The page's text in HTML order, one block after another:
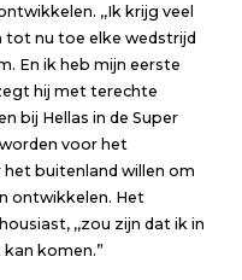
,,Ik krijg veel
tot nu toe elke wedstrijd
En ik heb mijn eerste
hij met terechte
bij Hellas in de Super
voor het
buitenland willen om
ontwikkelen. Het
,,zou zijn dat ik in
komen.”